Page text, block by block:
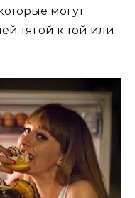
могут
тягой к той или